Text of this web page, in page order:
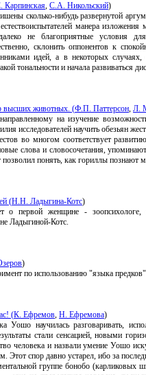
Карпинская, С.А. Никольский)
сколько-нибудь развернутой
манера изложения
не благоприятные условия
склонить оппонентов к
идей, а в некоторых случаях,
тональности и начала развиваться
высших животных. (Ф.П. Паттерсон, Л.
на изучение
исследователей научить обезьян
во многом соответствует
слова и словосочетания,
понять, как гориллы познают
(Н.Н. Ладыгина-Котс)
первой женщине - зоопсихологе,
Ладыгиной-Котс.
)
по использованию "языка
(К. Ефремов, Н. Ефремова)
Уошо научилась разговаривать,
стали сенсацией, новыми
человека и назвали умение Уошо
Этот спор давно устарел, ибо за
группе бонобо (карликовых